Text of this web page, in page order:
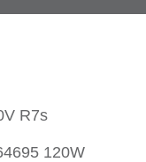
R7s
120W